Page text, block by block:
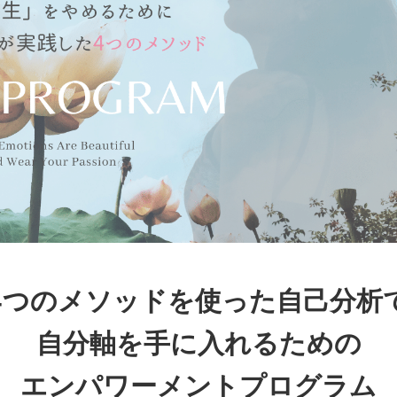
のメソッドを使った自己分析
自分軸を手に入れるための
エンパワーメントプログラム